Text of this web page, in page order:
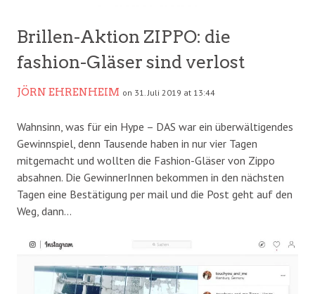
Brillen-Aktion ZIPPO: die
fashion-Gläser sind verlost
JÖRN EHRENHEIM on 31. Juli 2019 at 13:44
Wahnsinn, was für ein Hype – DAS war ein überwältigendes
Gewinnspiel, denn Tausende haben in nur vier Tagen
mitgemacht und wollten die Fashion-Gläser von Zippo
absahnen. Die GewinnerInnen bekommen in den nächsten
Tagen eine Bestätigung per mail und die Post geht auf den
Weg, dann…